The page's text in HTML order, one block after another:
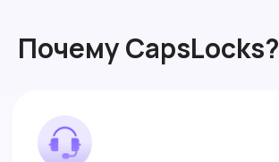
Почему CapsLocks?